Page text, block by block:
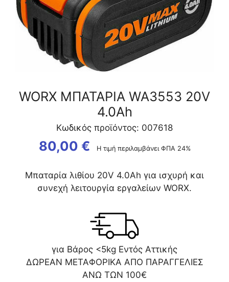
WORX ΜΠΑΤΑΡΙΑ WA3553 20V
4.0Ah
Κωδικός προϊόντος: 007618
80,00 € Η τιμή περιλαμβάνει ΦΠΑ 24%
Μπαταρία λιθίου 20V 4.0Ah για ισχυρή και
συνεχή λειτουργία εργαλείων WORX.
για Βάρος <5kg Εντός Αττικής
ΔΩΡΕΑΝ ΜΕΤΑΦΟΡΙΚΑ ΑΠΟ ΠΑΡΑΓΓΕΛΙΕΣ
ΑΝΩ ΤΩΝ 100€